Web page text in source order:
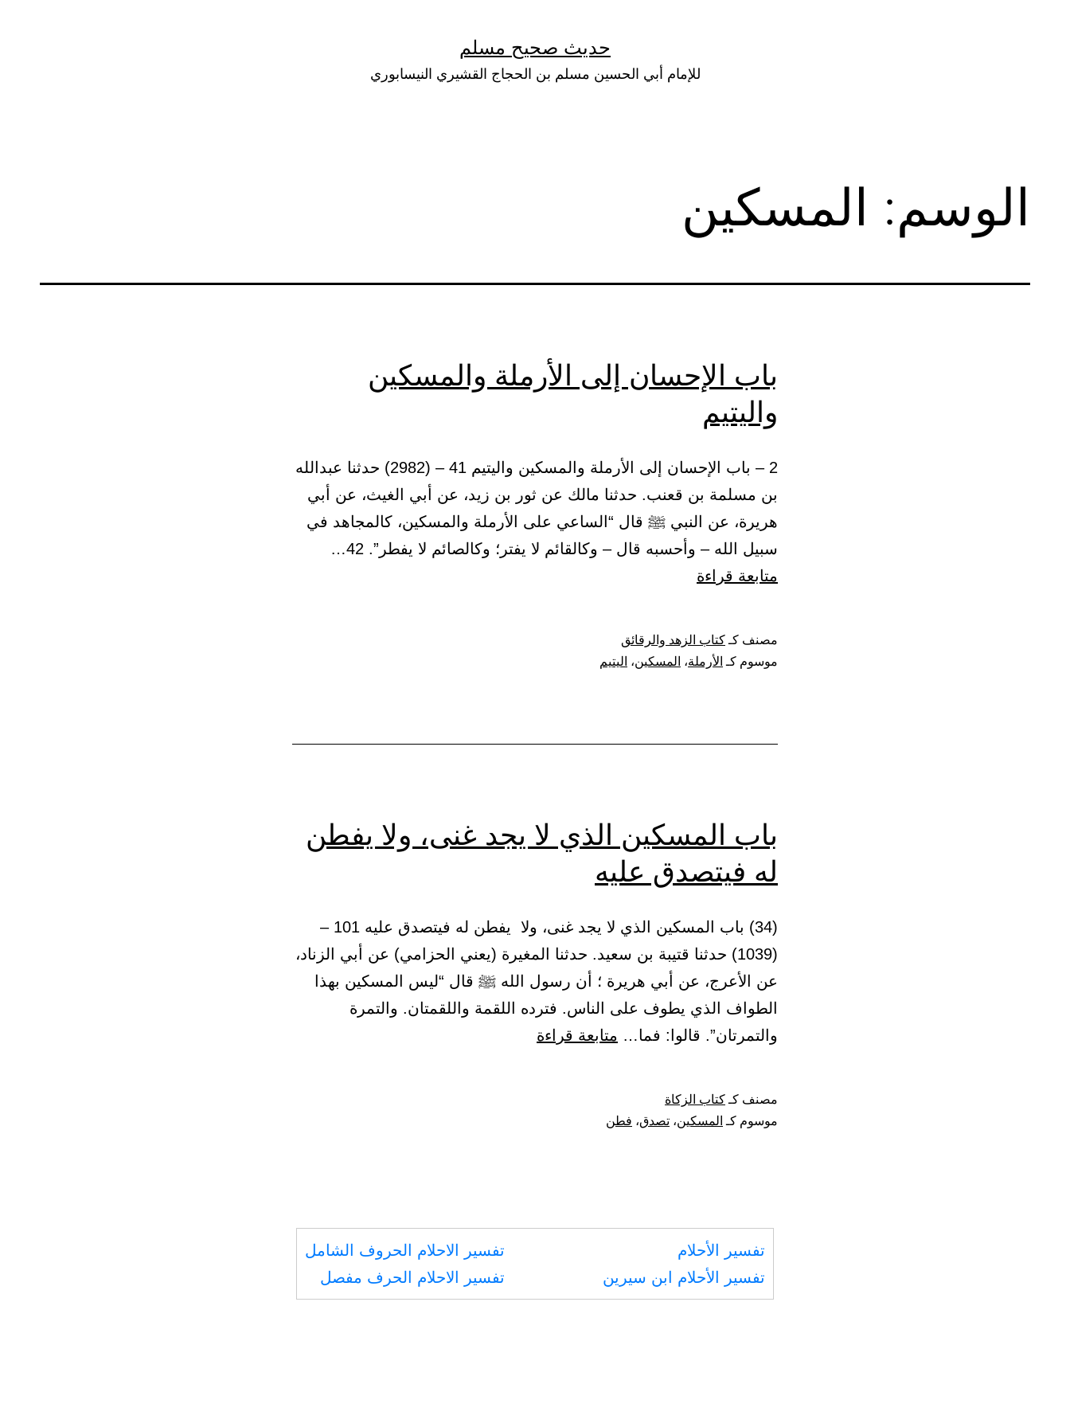
حديث صحيح مسلم
للإمام أبي الحسين مسلم بن الحجاج القشيري النيسابوري
الوسم: المسكين
باب الإحسان إلى الأرملة والمسكين
واليتيم
2 – باب الإحسان إلى الأرملة والمسكين واليتيم 41 – (2982) حدثنا عبدالله
بن مسلمة بن قعنب. حدثنا مالك عن ثور بن زيد، عن أبي الغيث، عن أبي
هريرة، عن النبي ﷺ قال “الساعي على الأرملة والمسكين، كالمجاهد في
سبيل الله – وأحسبه قال – وكالقائم لا يفتر؛ وكالصائم لا يفطر”. 42…
متابعة قراءة
الأرملة
مصنف كـ كتاب الزهد والرقائق
موسوم كـ الأرملة، المسكين، اليتيم
باب المسكين الذي لا يجد غنى، ولا يفطن
له فيتصدق عليه
(34) باب المسكين الذي لا يجد غنى، ولا يفطن له فيتصدق عليه 101 –
(1039) حدثنا قتيبة بن سعيد. حدثنا المغيرة (يعني الحزامي) عن أبي الزناد،
عن الأعرج، عن أبي هريرة ؛ أن رسول الله ﷺ قال “ليس المسكين بهذا
الطواف الذي يطوف على الناس. فترده اللقمة واللقمتان. والتمرة
والتمرتان”. قالوا: فما… متابعة قراءة
يفطن
فيتصدق
عليه
مصنف كـ كتاب الزكاة
موسوم كـ المسكين، تصدق، فطن
تفسير الأحلام
تفسير الأحلام ابن سيرين
تفسير الاحلام الحروف الشامل
تفسير الاحلام الحرف مفصل